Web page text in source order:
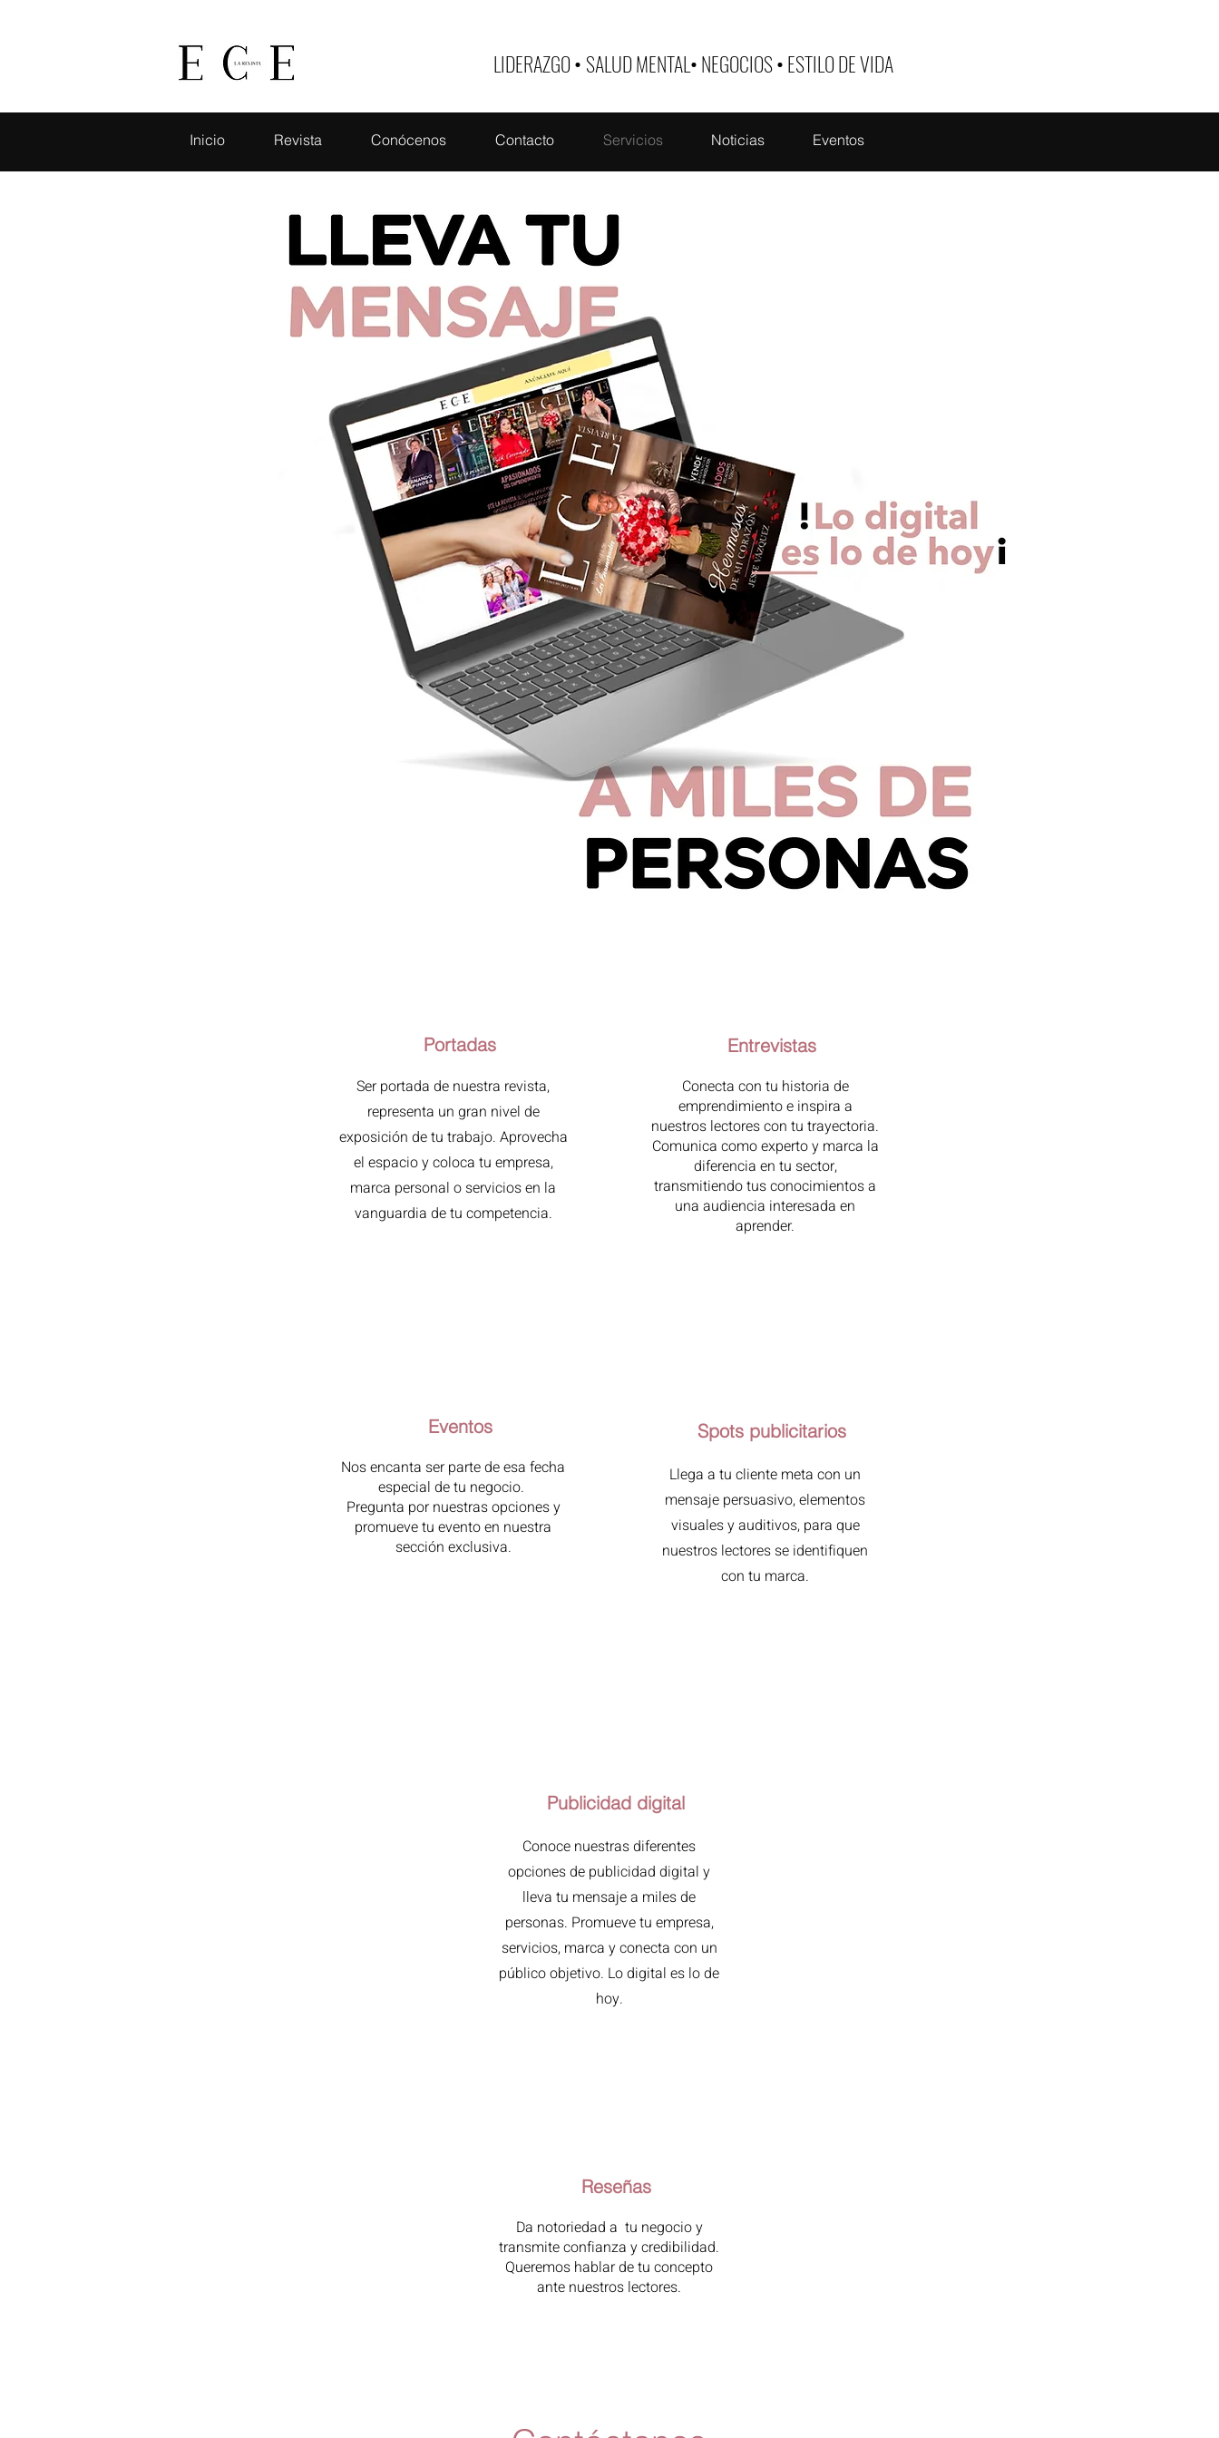
LIDERAZGO• SALUD MENTAL•NEGOCIOS•ESTILO DE VIDA
Inicio Revista Conócenos Contacto Servicios Noticias Eventos
Portadas
Ser portada de nuestra revista,
representa un gran nivel de
exposición de tu trabajo. Aprovecha
el espacio y coloca tu empresa,
marca personal o servicios en la
vanguardia de tu competencia.
Eventos
Nos encanta ser parte de esa fecha
especial de tu negocio.
Pregunta por nuestras opciones y
promueve tu evento en nuestra
sección exclusiva.
Entrevistas
Conecta con tu historia de
emprendimiento e inspira a
nuestros lectores con tu trayectoria.
Comunica como experto y marca la
diferencia en tu sector,
transmitiendo tus conocimientos a
una audiencia interesada en
aprender.
Spots publicitarios
Llega a tu cliente meta con un
mensaje persuasivo, elementos
visuales y auditivos, para que
nuestros lectores se identifiquen
con tu marca.
Publicidad digital
Conoce nuestras diferentes
opciones de publicidad digital y
lleva tu mensaje a miles de
personas. Promueve tu empresa,
servicios, marca y conecta con un
público objetivo. Lo digital es lo de
hoy.
Reseñas
Da notoriedad a tu negocio y
transmite confianza y credibilidad.
Queremos hablar de tu concepto
ante nuestros lectores.